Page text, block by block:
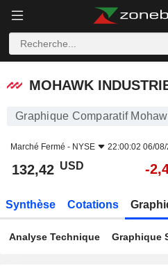
MOHAWK INDUSTRIES, INC.
MOHAWK
Graphique Comparatif
Marché Fermé - NYSE 22:00:02 06/
132,42 USD -
Synthèse Cotations
Analyse Technique Graphique